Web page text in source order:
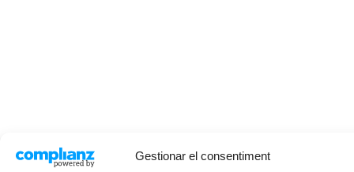
Gestionar el consentiment